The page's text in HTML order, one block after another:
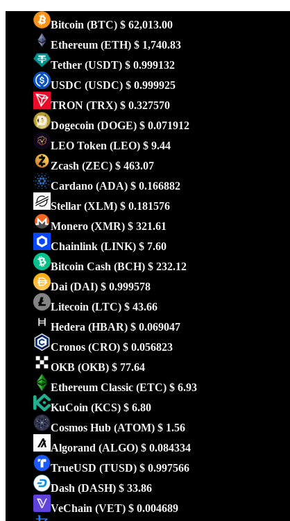
Bitcoin (BTC) $ 62,013.00
Ethereum (ETH) $ 1,740.83
Tether (USDT) $ 0.999132
USDC (USDC) $ 0.999925
TRON (TRX) $ 0.327570
Dogecoin (DOGE) $ 0.071912
LEO Token (LEO) $ 9.44
Zcash (ZEC) $ 463.07
Cardano (ADA) $ 0.166882
Stellar (XLM) $ 0.181576
Monero (XMR) $ 321.61
Chainlink (LINK) $ 7.60
Bitcoin Cash (BCH) $ 232.12
Dai (DAI) $ 0.999578
Litecoin (LTC) $ 43.66
Hedera (HBAR) $ 0.069047
Cronos (CRO) $ 0.056823
OKB (OKB) $ 77.64
Ethereum Classic (ETC) $ 6.93
KuCoin (KCS) $ 6.80
Cosmos Hub (ATOM) $ 1.56
Algorand (ALGO) $ 0.084334
TrueUSD (TUSD) $ 0.997566
Dash (DASH) $ 33.86
VeChain (VET) $ 0.004689